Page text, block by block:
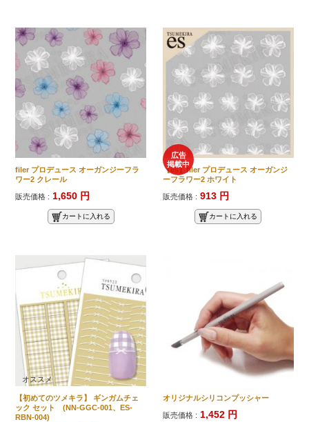
filer プロデュース オーガンジーフラ
ワー2 クレール
販売価格 : 1,650 円
カートに入れる
広告
掲載中
【es】filer プロデュース オーガンジ
ーフラワー2 ホワイト
販売価格 : 913 円
カートに入れる
オススメ
【初めてのツメキラ】 ギンガムチェ
ック セット (NN-GGC-001、ES-
RBN-004)
オリジナルシリコンプッシャー
販売価格 : 1,452 円